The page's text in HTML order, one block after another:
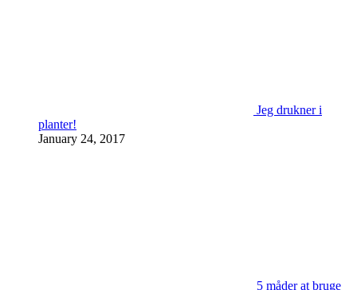
Jeg drukner i
planter!
January 24, 2017
5 måder at bruge